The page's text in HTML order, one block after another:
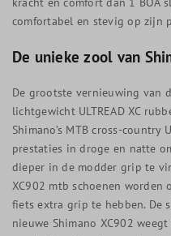
comfortabel en stevig op zijn
De unieke zool van
De grootste vernieuwing van
lichtgewicht ULTREAD XC
Shimano’s MTB cross-
prestaties in droge en natte
dieper in de modder grip te
XC902 mtb schoenen
fiets extra grip te hebben. De
nieuwe Shimano XC902